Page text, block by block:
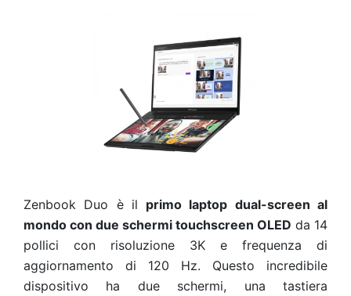
Zenbook Duo è il primo laptop dual-screen al
mondo con due schermi touchscreen OLED da 14
pollici con risoluzione 3K e frequenza di
aggiornamento di 120 Hz. Questo incredibile
dispositivo ha due schermi, una tastiera